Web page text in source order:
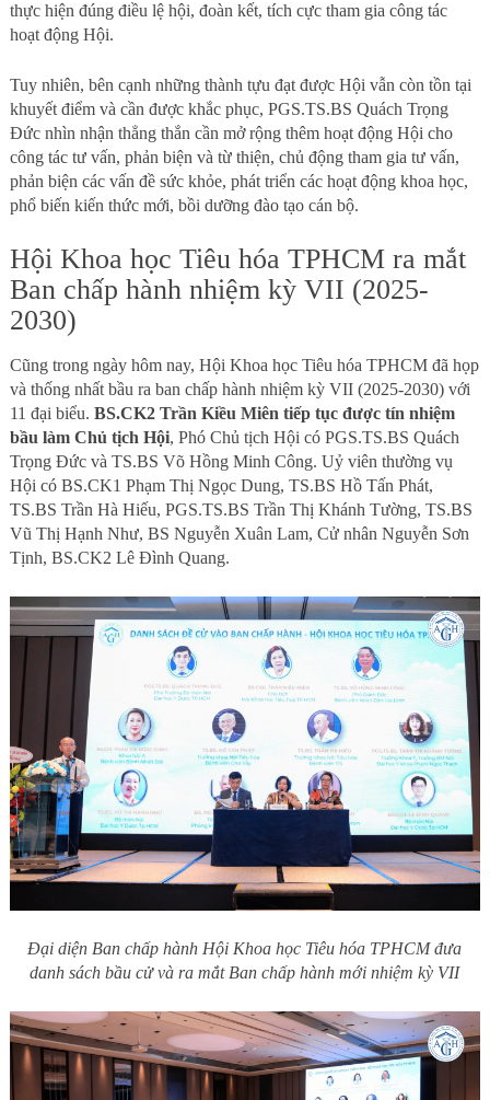
thực hiện đúng điều lệ hội, đoàn kết, tích cực tham gia công tác
hoạt động Hội.
Tuy nhiên, bên cạnh những thành tựu đạt được Hội vẫn còn tồn tại
khuyết điểm và cần được khắc phục, PGS.TS.BS Quách Trọng
Đức nhìn nhận thẳng thắn cần mở rộng thêm hoạt động Hội cho
công tác tư vấn, phản biện và từ thiện, chủ động tham gia tư vấn,
phản biện các vấn đề sức khỏe, phát triển các hoạt động khoa học,
phổ biến kiến thức mới, bồi dưỡng đào tạo cán bộ.
Hội Khoa học Tiêu hóa TPHCM ra mắt
Ban chấp hành nhiệm kỳ VII (2025-
2030)
Cũng trong ngày hôm nay, Hội Khoa học Tiêu hóa TPHCM đã họp
và thống nhất bầu ra ban chấp hành nhiệm kỳ VII (2025-2030) với
11 đại biểu. BS.CK2 Trần Kiều Miên tiếp tục được tín nhiệm
bầu làm Chủ tịch Hội, Phó Chủ tịch Hội có PGS.TS.BS Quách
Trọng Đức và TS.BS Võ Hồng Minh Công. Uỷ viên thường vụ
Hội có BS.CK1 Phạm Thị Ngọc Dung, TS.BS Hồ Tấn Phát,
TS.BS Trần Hà Hiếu, PGS.TS.BS Trần Thị Khánh Tường, TS.BS
Vũ Thị Hạnh Như, BS Nguyễn Xuân Lam, Cử nhân Nguyễn Sơn
Tịnh, BS.CK2 Lê Đình Quang.
Đại diện Ban chấp hành Hội Khoa học Tiêu hóa TPHCM đưa
danh sách bầu cử và ra mắt Ban chấp hành mới nhiệm kỳ VII